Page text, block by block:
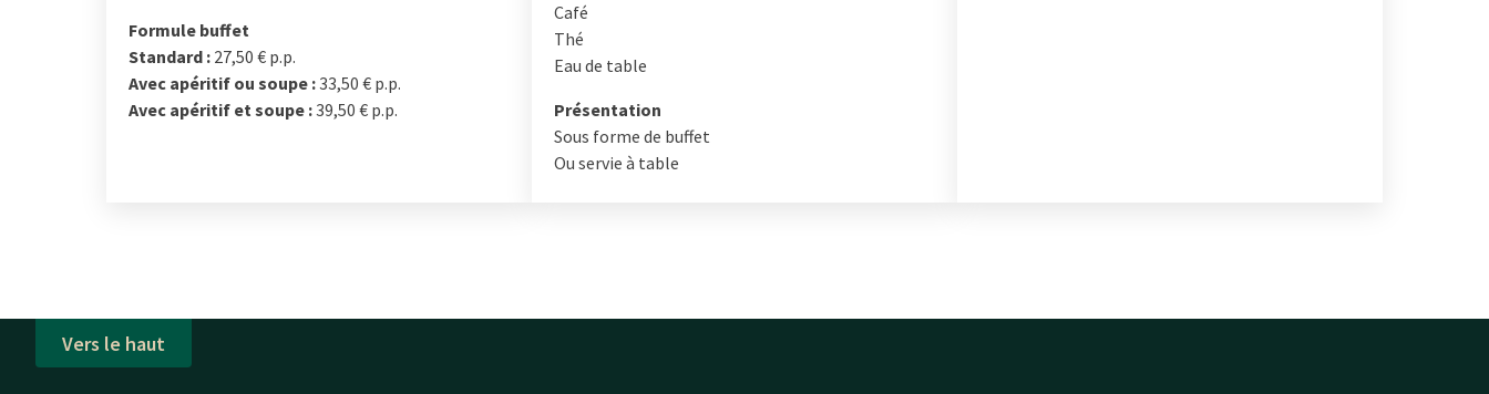
Formule buffet
Standard : 27,50 € p.p.
Avec apéritif ou soupe :33,50 € p.p.
Avec apéritif et soupe :39,50 € p.p.
Café
Thé
Eau de table
Présentation
Sous forme de buffet
Ou servie à table
Vers le haut